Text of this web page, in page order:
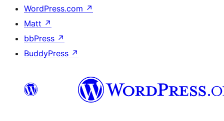
WordPress.com ↗
Matt ↗
bbPress ↗
BuddyPress ↗